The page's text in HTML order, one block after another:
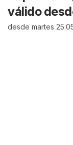
válido
desde martes